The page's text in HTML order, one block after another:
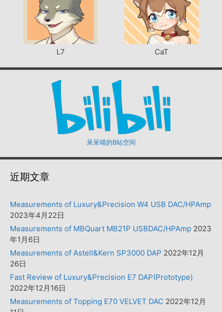
L7 CaT
呆呆喵的B站空间
近期文章
Measurements of Luxury&Precision W4 USB DAC/HPAmp
2023年4月22日
Measurements of MBQuart MB21P USBDAC/HPAmp 2023
年1月6日
Measurements of Astell&Kern SP3000 DAP 2022年12月
26日
Fast Review of Luxury&Precision E7 DAP(Prototype)
2022年12月16日
Measurements of Topping E70 VELVET DAC 2022年12月